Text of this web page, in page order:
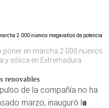
poner en marcha 2.000 nuevos
y eólica en Extremadura
renovables
de la compañía no ha
marzo, inauguró la